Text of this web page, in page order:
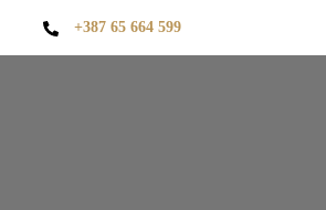
+387 65 664 599